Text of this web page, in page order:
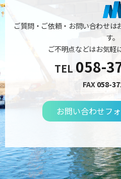
ご質問・ご依頼・お問い合わせは
す。
ご不明点などはお気軽
TEL 058-
FAX 058-
お問い合わせフ